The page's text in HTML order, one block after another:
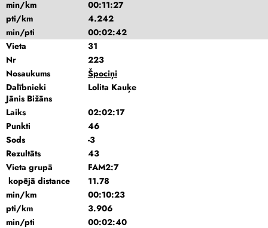
min/km
00:11:27
pti/km
4.242
min/pti
00:02:42
Vieta
31
Nr
223
Nosaukums
Špociņi
Dalībnieki
Lolita Kauķe
Jānis Bižāns
Laiks
02:02:17
Punkti
46
Sods
-3
Rezultāts
43
Vieta grupā
FAM2:7
kopējā distance
11.78
min/km
00:10:23
pti/km
3.906
min/pti
00:02:40